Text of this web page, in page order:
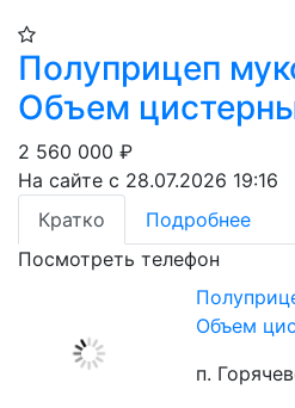
Полуприцеп
Объем
2 560 000 ₽
На сайте с 28.07.2026 19:16
Кратко
Подробнее
Посмотреть телефон
Объем
п.